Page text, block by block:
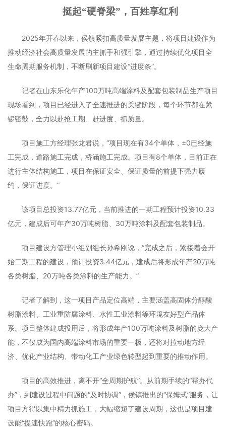
挺起“硬脊梁”，百姓享红利
2025年开春以来，侯镇紧扣高质量发展主题，将项目建设作为
推动经济社会高质量发展的主抓手和强引擎，通过持续优化项目全
生命周期服务机制，不断刷新项目建设“进度条”。
记者在山东乐化年产100万吨高端涂料及配套包装制品生产项目
现场看到，项目已经进入了全速推进的关键阶段，每个环节都在紧
锣密鼓，全力以赴抢工期、赶进度、抓质量。
项目施工方经理张龙君说，“项目现在有34个单体，±0已经施
工完成，道路施工完成，桥涵施工完成。项目有8个单体，目前正在
进行主体结构施工，项目在保证安全、保证质量的前提下强力履
约，保证进度。”
该项目总投资13.77亿元，当前推进的一期工程预计投资10.33
亿元，建成后可年产30万吨树脂、30万吨涂料及配套包装制品。
项目建设方管理小组副组长孙希刚说，“完成之后，紧接着会开
始二期工程的建设，预计投资3.44亿元，建成后将形成年产20万吨
各类树脂、20万吨各类涂料的生产能力。”
记者了解到，这一项目产品定位高端，主要涵盖高固体分醇酸
树脂涂料、工业重防腐涂料、水性工业涂料等环境友好型产品体
系。项目整体建成投用后，将形成年产100万吨涂料及树脂的庞大产
能，不仅成为国内高端涂料市场的重要一极，还将对拉动地方经
济、优化产业结构、带动化工产业绿色转型起到重要的推动作用。
项目的高效推进，离不开“全周期护航”。从前期手续的“帮办代
办”，到建设过程中问题的“及时协调”，侯镇推出的“保姆式”服务，让
项目方得以集中精力抓施工，大幅缩短了建设周期，这也是项目建
设能“提速快跑”的核心密码。